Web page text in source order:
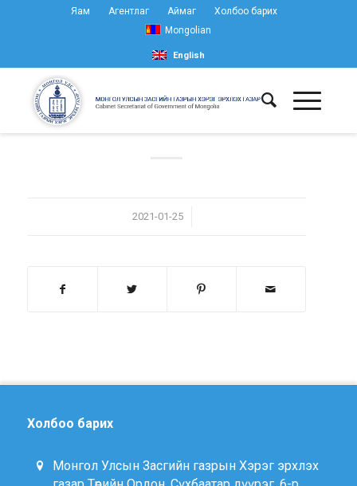
Яам Агентлаг Аймаг
Холбоо барих
Mongolian
English
2021-01-25
/
Холбоо барих
Монгол Улсын Засгийн газрын Хэрэг эрхлэх